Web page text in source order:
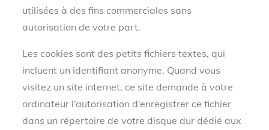
utilisées à des fins commerciales sans
autorisation de votre part.
Les cookies sont des petits fichiers textes, qui
incluent un identifiant anonyme. Quand vous
visitez un site internet, ce site demande à votre
ordinateur l’autorisation d’enregistrer ce fichier
dans un répertoire de votre disque dur dédié aux